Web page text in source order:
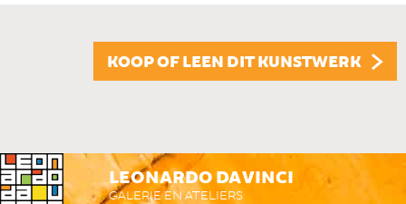
KOOP OF LEEN DIT KUNSTWERK
LEONARDO DA VINCI
GALERIE EN ATELIERS